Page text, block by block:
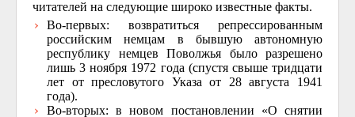
читателей на следующие широко известные факты.
Во-первых: возвратиться репрессированным
российским немцам в бывшую автономную
республику немцев Поволжья было разрешено
лишь 3 ноября 1972 года (спустя свыше тридцати
лет от пресловутого Указа от 28 августа 1941
года).
Во-вторых: в новом постановлении «О снятии